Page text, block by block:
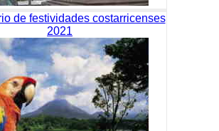
de festividades costarricenses
2021